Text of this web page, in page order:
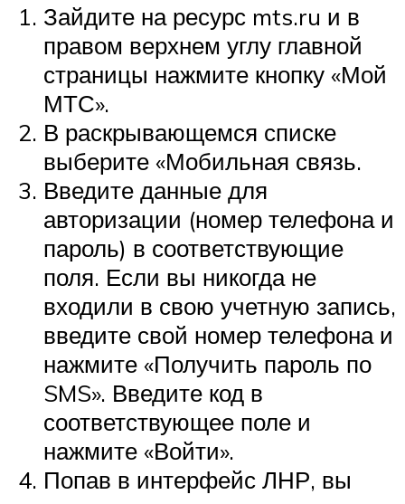
Зайдите на ресурс mts.ru и в
правом верхнем углу главной
страницы нажмите кнопку «Мой
МТС».
В раскрывающемся списке
выберите «Мобильная связь.
Введите данные для
авторизации (номер телефона и
пароль) в соответствующие
поля. Если вы никогда не
входили в свою учетную запись,
введите свой номер телефона и
нажмите «Получить пароль по
SMS». Введите код в
соответствующее поле и
нажмите «Войти».
Попав в интерфейс ЛНР, вы